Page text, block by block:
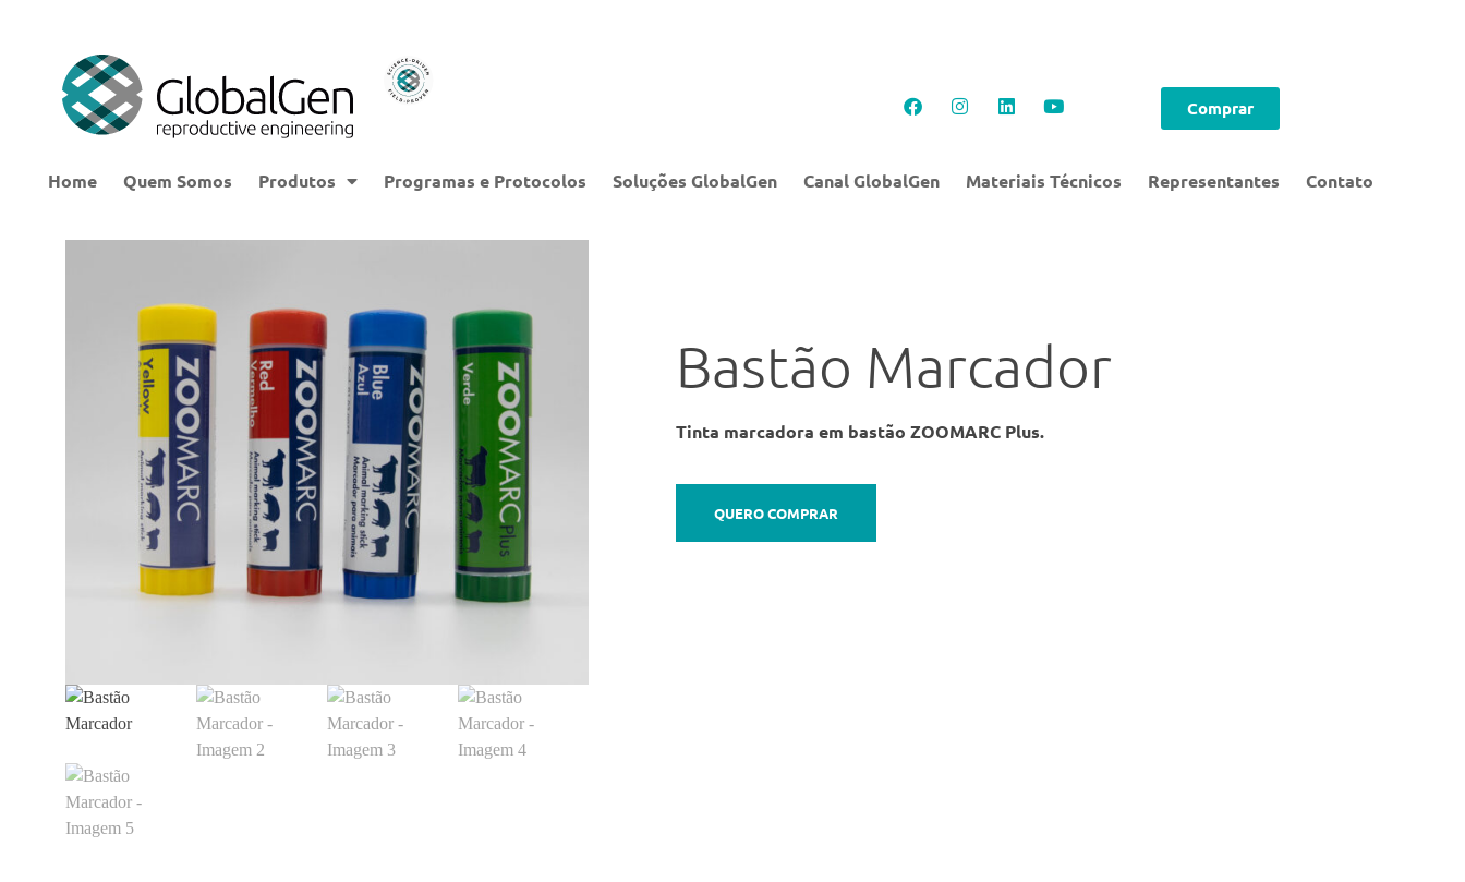
Comprar
Home Quem Somos Produtos Programas e Protocolos Soluções GlobalGen Canal GlobalGen Materiais Técnicos Representantes Contato
Bastão Marcador
Tinta marcadora em bastão ZOOMARC Plus.
QUERO COMPRAR